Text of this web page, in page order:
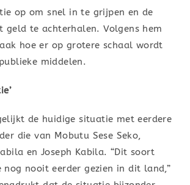
op om snel in te grijpen en de
geld te achterhalen. Volgens hem
hoe er op grotere schaal wordt
middelen.
de huidige situatie met eerdere
die van Mobutu Sese Seko,
en Joseph Kabila. “Dit soort
nog nooit eerder gezien in dit land,”